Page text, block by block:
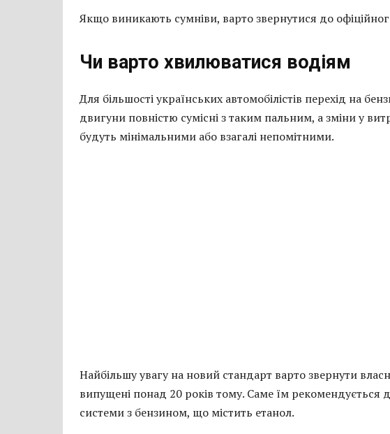
Якщо виникають сумніви, варто звернутися до
Чи варто хвилюватися водіям
Для більшості українських автомобілістів перехід на
двигуни повністю сумісні з таким пальним, а зміни у
будуть мінімальними або взагалі непомітними.
Найбільшу увагу на новий стандарт варто звернути
випущені понад 20 років тому. Саме їм рекомендується
системи з бензином, що містить етанол.